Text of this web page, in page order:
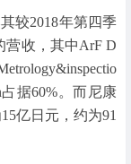
较2018年第四季
营收，其中ArF D
据60%。而尼康
亿日元，约为91